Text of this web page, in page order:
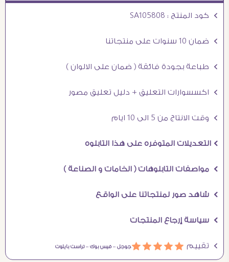
Ö كود المنتج : SA105808
Ö ضمان 10 سنوات على منتجاتنا
Ö طباعة بجودة فائقة ( ضمان على الالوان )
Ö اكسسوارات التعليق + دليل تعليق مصور
Ö وقت الانتاج من 5 الى 10 ايام
Ö التعديلات المتوفره على هذا التابلوه
Ö مواصفات التابلوهات ( الخامات و الصناعة )
Ö شاهد صور لمنتجاتنا على الواقع
Ö سياسة إرجاع المنتجات
Ö تقييم áááááجوجل –فيس بوك –تراست بايلوت